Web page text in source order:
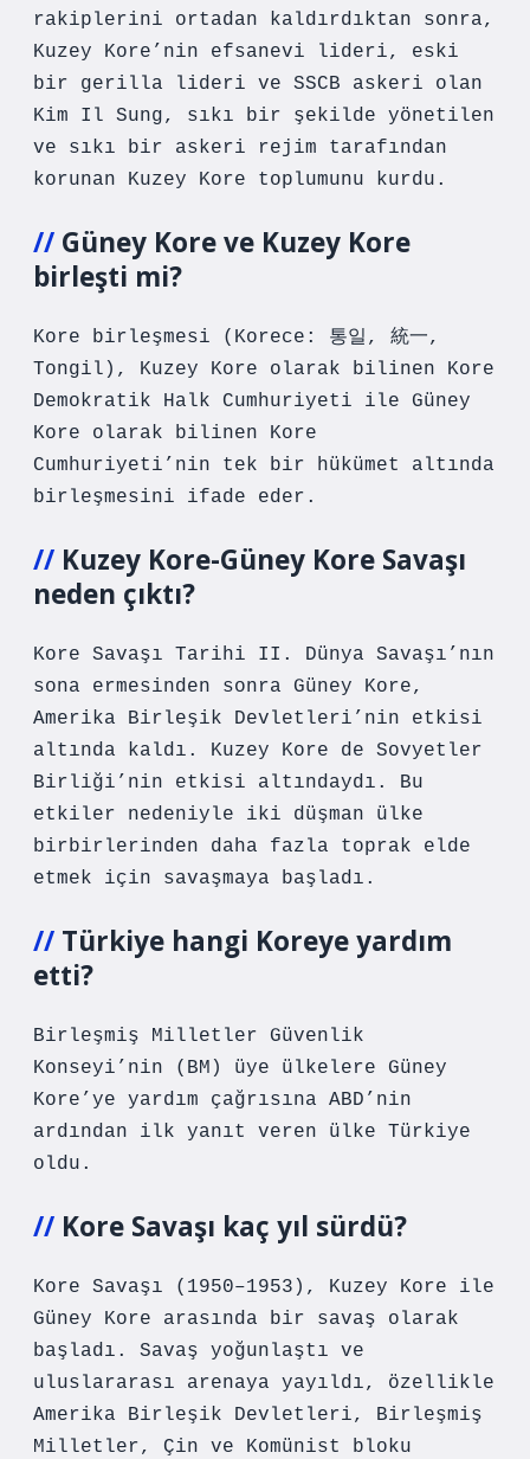
rakiplerini ortadan kaldırdıktan sonra,
Kuzey Kore’nin efsanevi lideri, eski
bir gerilla lideri ve SSCB askeri olan
Kim Il Sung, sıkı bir şekilde yönetilen
ve sıkı bir askeri rejim tarafından
korunan Kuzey Kore toplumunu kurdu.
Güney Kore ve Kuzey Kore
birleşti mi?
Kore birleşmesi (Korece: 통일, 統一,
Tongil), Kuzey Kore olarak bilinen Kore
Demokratik Halk Cumhuriyeti ile Güney
Kore olarak bilinen Kore
Cumhuriyeti’nin tek bir hükümet altında
birleşmesini ifade eder.
Kuzey Kore-Güney Kore Savaşı
neden çıktı?
Kore Savaşı Tarihi II. Dünya Savaşı’nın
sona ermesinden sonra Güney Kore,
Amerika Birleşik Devletleri’nin etkisi
altında kaldı. Kuzey Kore de Sovyetler
Birliği’nin etkisi altındaydı. Bu
etkiler nedeniyle iki düşman ülke
birbirlerinden daha fazla toprak elde
etmek için savaşmaya başladı.
Türkiye hangi Koreye yardım
etti?
Birleşmiş Milletler Güvenlik
Konseyi’nin (BM) üye ülkelere Güney
Kore’ye yardım çağrısına ABD’nin
ardından ilk yanıt veren ülke Türkiye
oldu.
Kore Savaşı kaç yıl sürdü?
Kore Savaşı (1950–1953), Kuzey Kore ile
Güney Kore arasında bir savaş olarak
başladı. Savaş yoğunlaştı ve
uluslararası arenaya yayıldı, özellikle
Amerika Birleşik Devletleri, Birleşmiş
Milletler, Çin ve Komünist bloku